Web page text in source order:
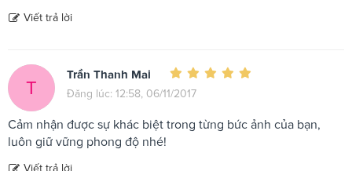
Viết trả lời
T
Trần Thanh Mai
Đăng lúc: 12:58, 06/11/2017
Cảm nhận được sự khác biệt trong từng bức ảnh của bạn,
luôn giữ vững phong độ nhé!
Viết trả lời